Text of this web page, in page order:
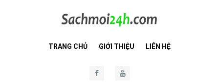
TRANG CHỦ GIỚI THIỆU LIÊN HỆ